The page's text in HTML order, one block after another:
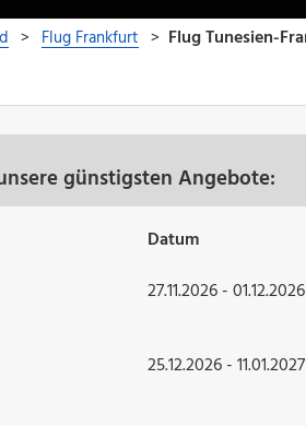
günstigsten Angebote:
Datum
27.11.2026 - 01.12.2026
25.12.2026 - 11.01.2027